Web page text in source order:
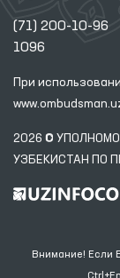
(71) 200-10-96
1096
При
2026 ©
УЗБЕКИСТАН ПО
Внимание! Если